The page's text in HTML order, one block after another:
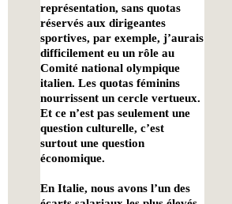
représentation, sans quotas
réservés aux dirigeantes
sportives, par exemple, j’aurais
difficilement eu un rôle au
Comité national olympique
italien. Les quotas féminins
nourrissent un cercle vertueux.
Et ce n’est pas seulement une
question culturelle, c’est
surtout une question
économique.
En Italie, nous avons l’un des